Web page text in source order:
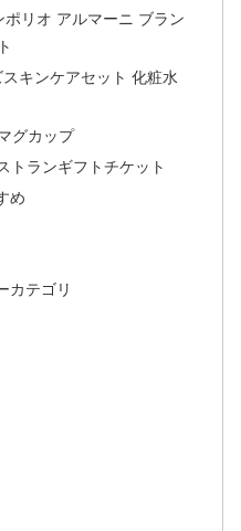
リオ アルマーニ ブラン
キンケアセット 化粧水
グカップ
ランギフトチケット
め
カテゴリ